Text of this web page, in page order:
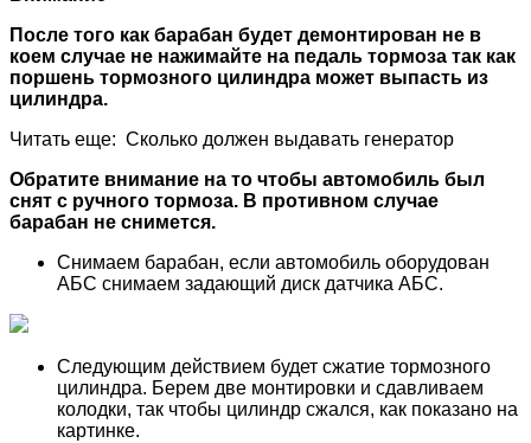
После того как барабан будет демонтирован не в
коем случае не нажимайте на педаль тормоза так как
поршень тормозного цилиндра может выпасть из
цилиндра.
Читать еще: Сколько должен выдавать генератор
Обратите внимание на то чтобы автомобиль был
снят с ручного тормоза. В противном случае
барабан не снимется.
Снимаем барабан, если автомобиль оборудован
АБС снимаем задающий диск датчика АБС.
Следующим действием будет сжатие тормозного
цилиндра. Берем две монтировки и сдавливаем
колодки, так чтобы цилиндр сжался, как показано на
картинке.